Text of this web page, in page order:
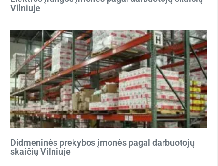
Vilniuje
Didmeninės prekybos įmonės pagal darbuotojų
skaičių Vilniuje